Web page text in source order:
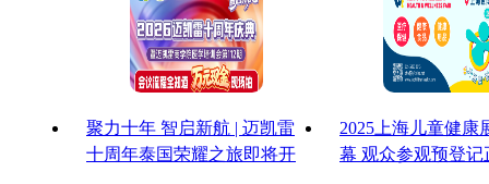
聚力十年 智启新航 | 迈凯雷
十周年泰国荣耀之旅即将开
2025上海儿童健康
幕 观众参观预登记